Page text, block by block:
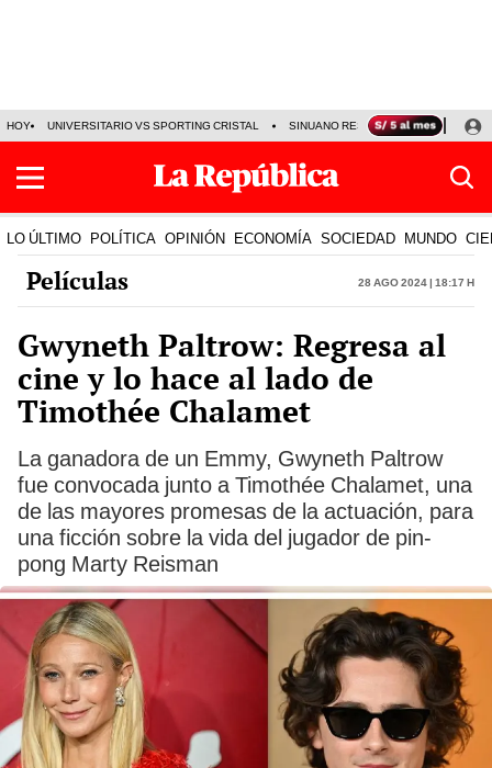
HOY UNIVERSITARIO VS SPORTING CRISTAL SINUANO RESULTADOS HOY
LO ÚLTIMO POLÍTICA OPINIÓN ECONOMÍA SOCIEDAD MUNDO
Películas 28 Ago 2024 | 18:17 h
Gwyneth Paltrow: Regresa al
cine y lo hace al lado de
Timothée Chalamet
La ganadora de un Emmy, Gwyneth Paltrow
fue convocada junto a Timothée Chalamet, una
de las mayores promesas de la actuación, para
una ficción sobre la vida del jugador de pin-
pong Marty Reisman